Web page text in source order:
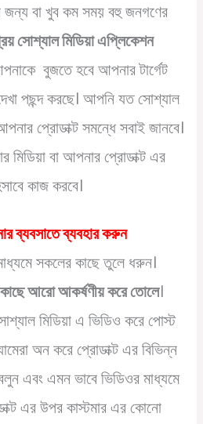
জন্য বা খুব কম সময় বহু জনগণের
সোশ্যাল মিডিয়া এপ্লিকেশন
বুজতে হবে আপনার টার্গেট
পছন্দ করছে। আপনি যত সোশ্যাল
প্রোডাক্ট সমন্ধে সবাই জানবে।
মিডিয়া বা আপনার প্রোডাক্ট এর
কাজ করবে।
ব্যবসাতে ব্যবহার করুন
সকলের কাছে তুলে ধরুন।
কাছে আরো আকর্ষণীয় করে তোলে।
মিডিয়া এ ভিডিও করে পোস্ট
অন করে প্রোডাক্ট এর বিভিন্ন
এবং এমন ভাবে ভিডিওর মাধ্যমে
এর উপর কাস্টমার এর কোনো